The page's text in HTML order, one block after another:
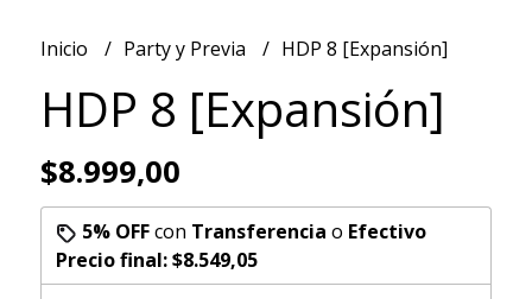
Inicio Party y Previa HDP 8 [Expansión]
HDP 8 [Expansión]
$8.999,00
5% OFFcon Transferencia o Efectivo
Precio final:$8.549,05